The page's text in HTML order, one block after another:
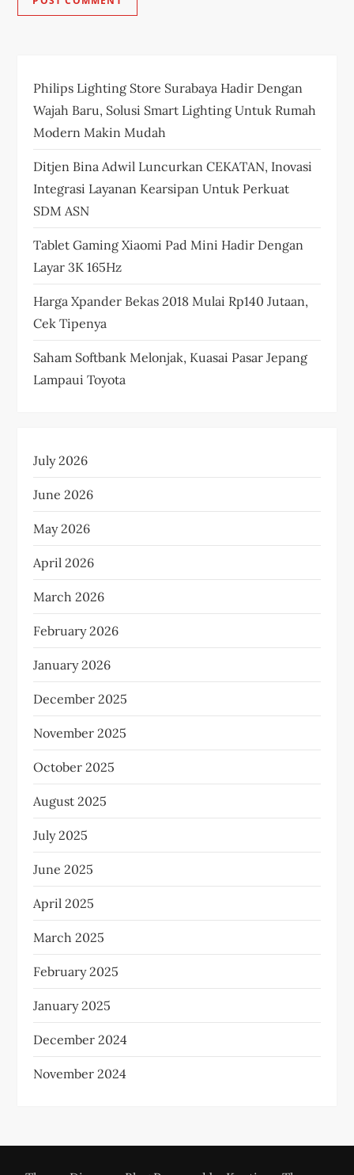
Philips Lighting Store Surabaya Hadir Dengan
Wajah Baru, Solusi Smart Lighting Untuk Rumah
Modern Makin Mudah
Ditjen Bina Adwil Luncurkan CEKATAN, Inovasi
Integrasi Layanan Kearsipan Untuk Perkuat
SDM ASN
Tablet Gaming Xiaomi Pad Mini Hadir Dengan
Layar 3K 165Hz
Harga Xpander Bekas 2018 Mulai Rp140 Jutaan,
Cek Tipenya
Saham Softbank Melonjak, Kuasai Pasar Jepang
Lampaui Toyota
July 2026
June 2026
May 2026
April 2026
March 2026
February 2026
January 2026
December 2025
November 2025
October 2025
August 2025
July 2025
June 2025
April 2025
March 2025
February 2025
January 2025
December 2024
November 2024